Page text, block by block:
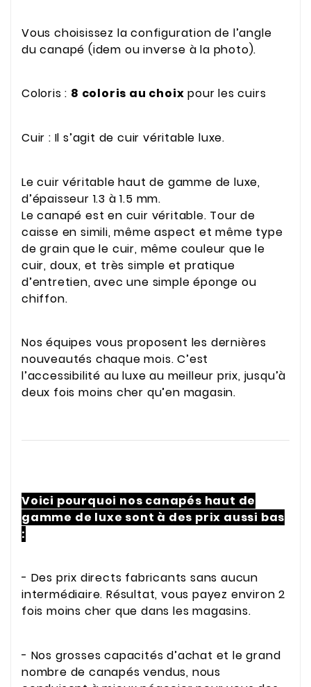
Vous choisissez la configuration de l’angle
du canapé (idem ou inverse à la photo).
Coloris : 8 coloris au choix pour les cuirs
Cuir : Il s’agit de cuir véritable luxe.
Le cuir véritable haut de gamme de luxe,
d’épaisseur 1.3 à 1.5 mm.
Le canapé est en cuir véritable. Tour de
caisse en simili, même aspect et même type
de grain que le cuir, même couleur que le
cuir, doux, et très simple et pratique
d’entretien, avec une simple éponge ou
chiffon.
Nos équipes vous proposent les dernières
nouveautés chaque mois. C’est
l’accessibilité au luxe au meilleur prix, jusqu’à
deux fois moins cher qu’en magasin.
Voici pourquoi nos canapés haut de
gamme de luxe sont à des prix aussi bas
:
- Des prix directs fabricants sans aucun
intermédiaire. Résultat, vous payez environ 2
fois moins cher que dans les magasins.
- Nos grosses capacités d’achat et le grand
nombre de canapés vendus, nous